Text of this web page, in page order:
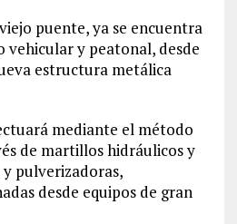
puente, ya se encuentra
y peatonal, desde
estructura metálica
mediante el método
de martillos hidráulicos y
pulverizadoras,
desde equipos de gran